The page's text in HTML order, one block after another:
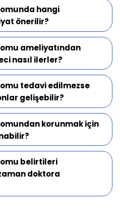
hangi
önerilir?
ameliyatından
nasıl ilerler?
tedavi edilmezse
gelişebilir?
korunmak için
belirtileri
doktora